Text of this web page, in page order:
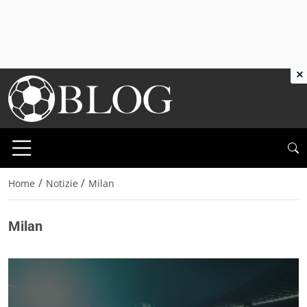
Home / Notizie / Milan
Milan
×